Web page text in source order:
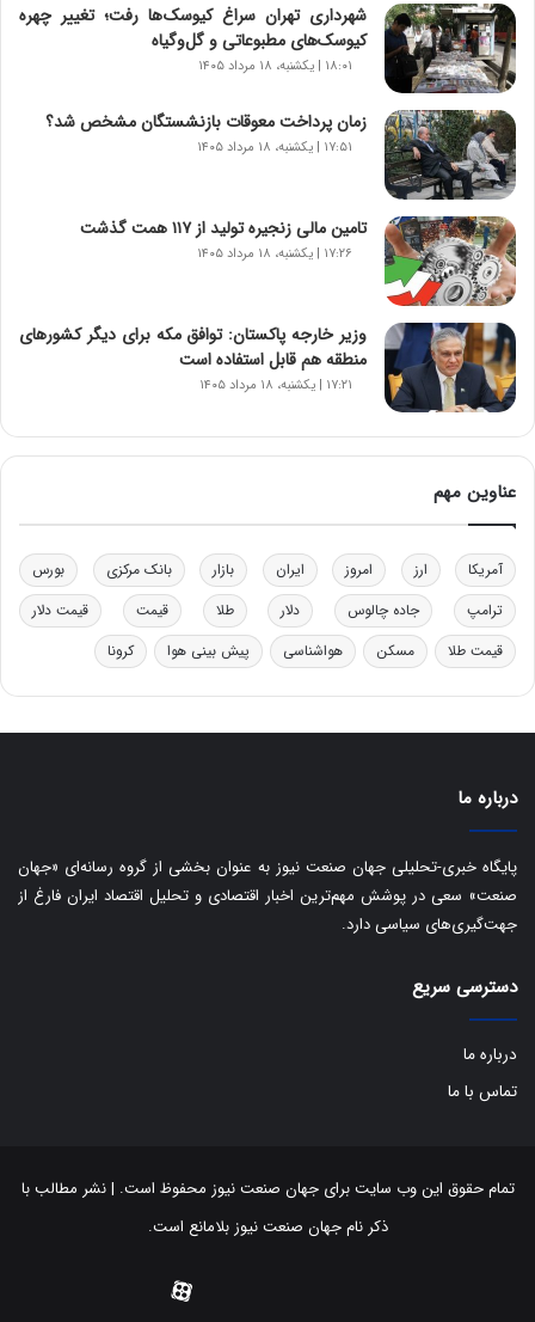
ی
د
ا
ر
ا
ن‌
خ
و
د
ر
و
ب
ر
ا
ی
و
ی
د
خ
و
د
ر
و
ه
ا
ک
ی
ی
ت
شهرداری تهران سراغ کیوسک‌ها رفت؛ تغییر چهره
کیوسک‌های مطبوعاتی و گل‌وگیاه
۱۸:۰۱ | یکشنبه، ۱۸ مرداد ۱۴۰۵
زمان پرداخت معوقات بازنشستگان مشخص شد؟
۱۷:۵۱ | یکشنبه، ۱۸ مرداد ۱۴۰۵
تامین مالی زنجیره تولید از ۱۱۷ همت گذشت
۱۷:۲۶ | یکشنبه، ۱۸ مرداد ۱۴۰۵
وزیر خارجه پاکستان: توافق مکه برای دیگر کشورهای
منطقه هم قابل استفاده است
۱۷:۲۱ | یکشنبه، ۱۸ مرداد ۱۴۰۵
عناوین مهم
آمریکا ارز امروز ایران بازار بانک مرکزی
بورس
ترامپ
جاده چالوس دلار طلا قیمت
قیمت دلار
قیمت طلا
مسکن هواشناسی پیش بینی هوا کرونا
درباره ما
پایگاه خبری-تحلیلی جهان صنعت نیوز به عنوان بخشی از گروه رسانه‌ای «جهان
صنعت» سعی در پوشش مهم‌ترین اخبار اقتصادی و تحلیل اقتصاد ایران فارغ از
جهت‌گیری‌های سیاسی دارد.
دسترسی سریع
درباره ما
تماس با ما
تمام حقوق این وب سایت برای جهان صنعت نیوز محفوظ است. | نشر مطالب با
ذکر نام جهان صنعت نیوز بلامانع است.
تلگرام